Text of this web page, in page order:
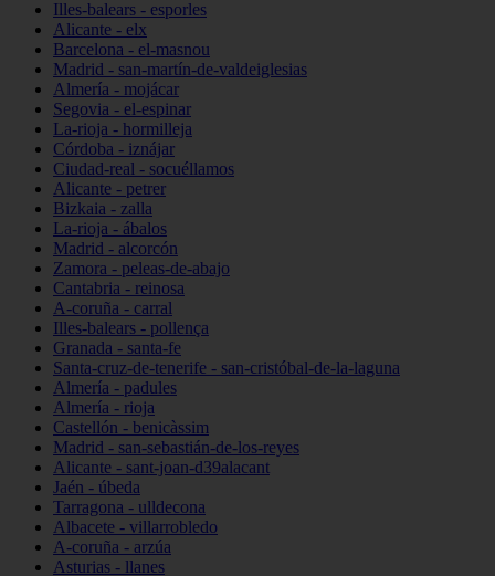
Illes-balears - esporles
Alicante - elx
Barcelona - el-masnou
Madrid - san-martín-de-valdeiglesias
Almería - mojácar
Segovia - el-espinar
La-rioja - hormilleja
Córdoba - iznájar
Ciudad-real - socuéllamos
Alicante - petrer
Bizkaia - zalla
La-rioja - ábalos
Madrid - alcorcón
Zamora - peleas-de-abajo
Cantabria - reinosa
A-coruña - carral
Illes-balears - pollença
Granada - santa-fe
Santa-cruz-de-tenerife - san-cristóbal-de-la-laguna
Almería - padules
Almería - rioja
Castellón - benicàssim
Madrid - san-sebastián-de-los-reyes
Alicante - sant-joan-d39alacant
Jaén - úbeda
Tarragona - ulldecona
Albacete - villarrobledo
A-coruña - arzúa
Asturias - llanes